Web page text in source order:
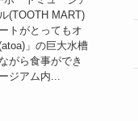
(TOOTH MART)
トがとってもオ
」の巨大水槽
がら食事ができ
ジアム内...